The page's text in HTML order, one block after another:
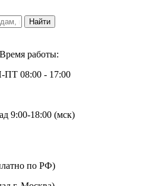
Время работы:
08:00 - 17:00
9:00-18:00 (мск)
по РФ)